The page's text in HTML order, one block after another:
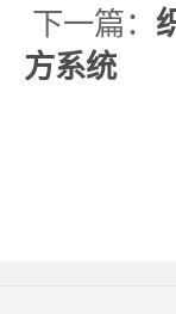
下一篇：
方系统